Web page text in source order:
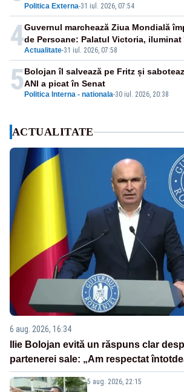
Politica Externa-31 iul. 2026, 07:54
4Actualitate-31 iul. 2026, 07:58
Guvernul marchează Ziua Mondială
de Persoane: Palatul Victoria,
5 Politica Interna - nationala-30 iul. 2026, 20:38
Bolojan îl salvează pe Fritz și
ANI a picat în Senat
ACTUALITATE
6 aug. 2026, 16:34
Ilie Bolojan evită un răspuns clar
partenerei sale: „Am respectat
5 aug. 2026, 22:15